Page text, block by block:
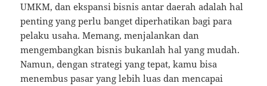
UMKM, dan ekspansi bisnis antar daerah adalah hal
penting yang perlu banget diperhatikan bagi para
pelaku usaha. Memang, menjalankan dan
mengembangkan bisnis bukanlah hal yang mudah.
Namun, dengan strategi yang tepat, kamu bisa
menembus pasar yang lebih luas dan mencapai